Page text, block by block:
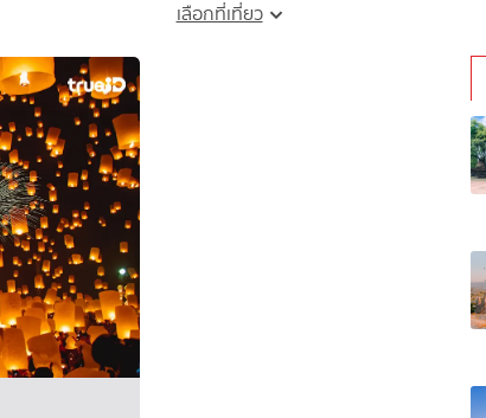
เลือกที่เที่ยว